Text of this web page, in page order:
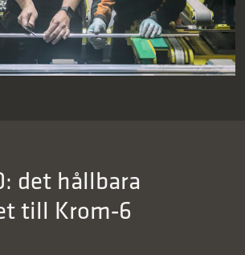
det hållbara
till Krom‑6